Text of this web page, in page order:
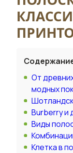
От
модных
Burberry и
Виды
Клетка в